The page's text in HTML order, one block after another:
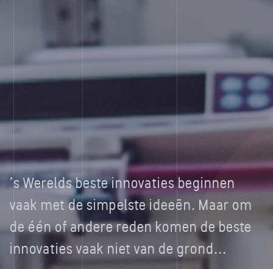
's Werelds beste innovaties beginnen
vaak met de simpelste ideeën. Maar om
de één of andere reden komen de beste
innovaties vaak niet van de grond...